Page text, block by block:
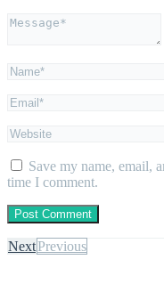
Save my name, email,
time I comment.
NextPrevious